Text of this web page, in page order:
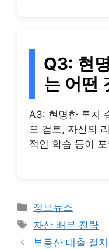
Q3: 현
는 어떤
A3: 현명한 투자
오 검토, 자신의
적인 학습 등이
Categories
정보뉴스
Tags
자산 배분 전략
부동산 대출 절